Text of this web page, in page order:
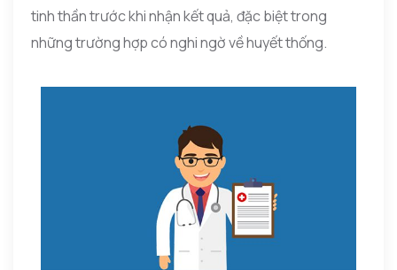
tinh thần trước khi nhận kết quả, đặc biệt trong
những trường hợp có nghi ngờ về huyết thống.